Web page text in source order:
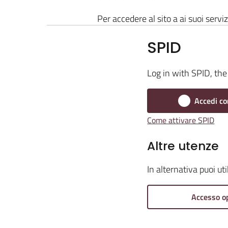
Per accedere al sito a ai suoi
SPID
Log in with SPID,
Accedi
Come attivare SPID
Altre utenze
In alternativa puoi
Accesso